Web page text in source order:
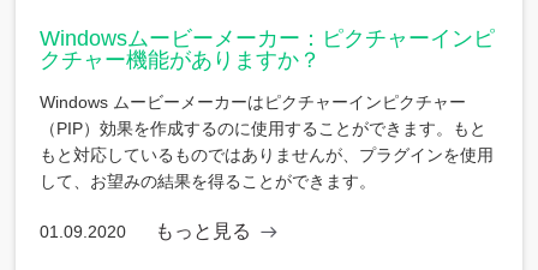
Windowsムービーメーカー：ピクチャーインピ
クチャー機能がありますか？
Windows ムービーメーカーはピクチャーインピクチャー
（PIP）効果を作成するのに使用することができます。もと
もと対応しているものではありませんが、プラグインを使用
して、お望みの結果を得ることができます。
01.09.2020 もっと見る